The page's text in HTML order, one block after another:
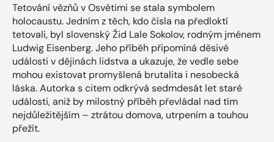
Tetování vězňů v Osvětimi se stala symbolem
holocaustu. Jedním z těch, kdo čísla na předloktí
tetovali, byl slovenský Žid Lale Sokolov, rodným jménem
Ludwig Eisenberg. Jeho příběh připomíná děsivé
události v dějinách lidstva a ukazuje, že vedle sebe
mohou existovat promyšlená brutalita i nesobecká
láska. Autorka s citem odkrývá sedmdesát let staré
události, aniž by milostný příběh převládal nad tím
nejdůležitějším – ztrátou domova, utrpením a touhou
přežít.